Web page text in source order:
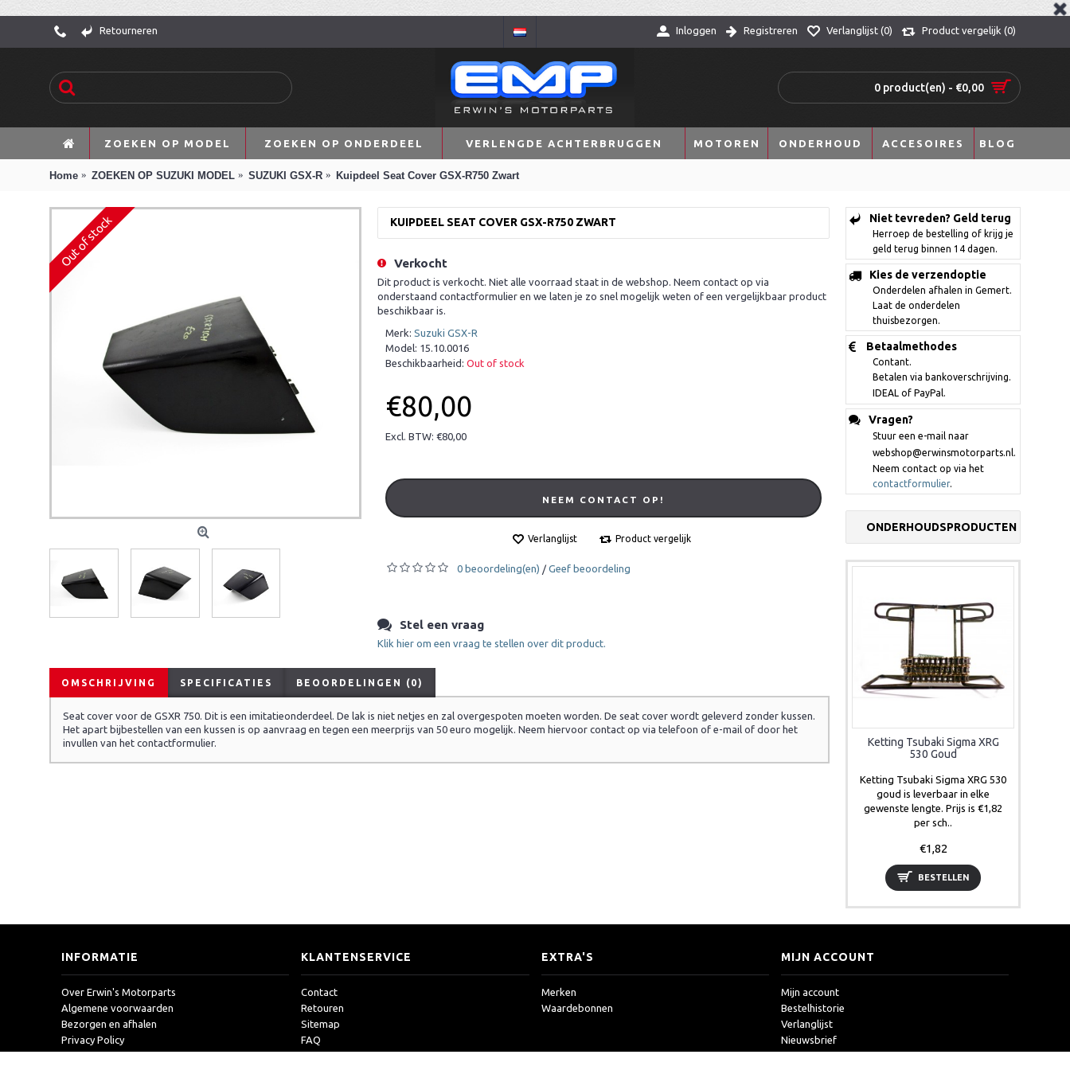
Retourneren Inloggen Registreren Verlanglijst (0) Product vergelijk (0)
0 product(en) - €0,00
ZOEKEN OP MODEL ZOEKEN OP ONDERDEEL VERLENGDE ACHTERBRUGGEN MOTOREN ONDERHOUD ACCESOIRES BLOG
Home ZOEKEN OP SUZUKI MODEL SUZUKI GSX-R Kuipdeel Seat Cover GSX-R750 Zwart
Niet tevreden? Geld terug
Herroep de bestelling of krijg je
geld terug binnen 14 dagen.
Kies de verzendoptie
Onderdelen afhalen in Gemert.
Laat de onderdelen
thuisbezorgen.
Betaalmethodes
Contant.
Betalen via bankoverschrijving.
IDEAL of PayPal.
Vragen?
Stuur een e-mail naar
webshop@erwinsmotorparts.nl.
Neem contact op via het
contactformulier.
ONDERHOUDSPRODUCTEN
Ketting Tsubaki Sigma XRG
530 Goud
Ketting Tsubaki Sigma XRG 530
goud is leverbaar in elke
gewenste lengte. Prijs is €1,82
per sch..
€1,82
BESTELLEN
Out of stock KUIPDEEL SEAT COVER GSX-R750 ZWART
Verkocht
Dit product is verkocht. Niet alle voorraad staat in de webshop. Neem contact op via
onderstaand contactformulier en we laten je zo snel mogelijk weten of een vergelijkbaar product
beschikbaar is.
Merk: Suzuki GSX-R
Model: 15.10.0016
Beschikbaarheid: Out of stock
€80,00
Excl. BTW: €80,00
NEEM CONTACT OP!
Verlanglijst Product vergelijk
0 beoordeling(en) / Geef beoordeling
Stel een vraag
Klik hier om een vraag te stellen over dit product.
OMSCHRIJVING SPECIFICATIES BEOORDELINGEN (0)
Seat cover voor de GSXR 750. Dit is een imitatieonderdeel. De lak is niet netjes en zal overgespoten moeten worden. De seat cover wordt geleverd zonder kussen.
Het apart bijbestellen van een kussen is op aanvraag en tegen een meerprijs van 50 euro mogelijk. Neem hiervoor contact op via telefoon of e-mail of door het
invullen van het contactformulier.
INFORMATIE
Over Erwin's Motorparts
Algemene voorwaarden
Bezorgen en afhalen
Privacy Policy
KLANTENSERVICE
Contact
Retouren
Sitemap
FAQ
EXTRA'S
Merken
Waardebonnen
MIJN ACCOUNT
Mijn account
Bestelhistorie
Verlanglijst
Nieuwsbrief